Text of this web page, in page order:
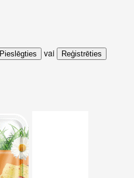
Pieslēgties vai Reģistrēties